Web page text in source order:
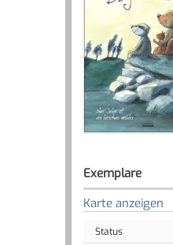
Exemplare
Karte anzeigen
Status